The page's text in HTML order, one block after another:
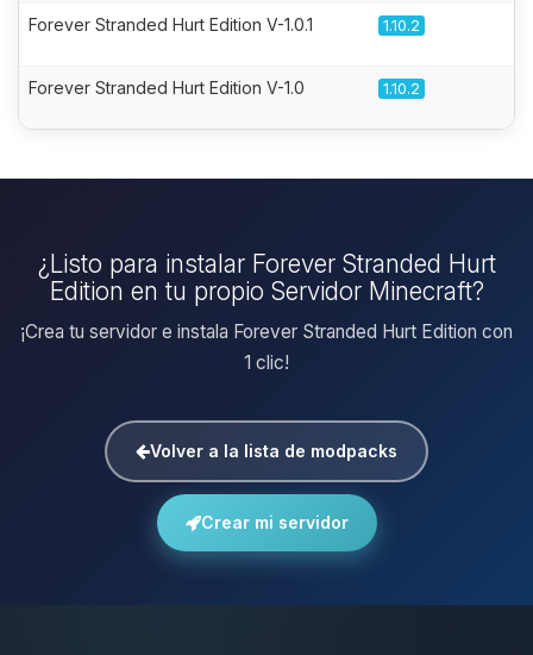
Forever Stranded Hurt Edition V-1.0.1 1.10.2
Forever Stranded Hurt Edition V-1.0 1.10.2
¿Listo para instalar Forever Stranded Hurt
Edition en tu propio Servidor Minecraft?
¡Crea tu servidor e instala Forever Stranded Hurt Edition con
1 clic!
Volver a la lista de modpacks
Crear mi servidor